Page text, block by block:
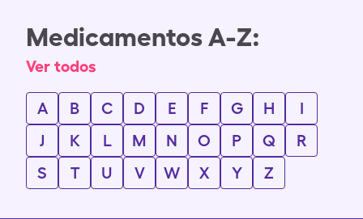
Medicamentos A-Z:
Ver todos
A B C D E F G H
I
J
K L M N O P Q
R
S
T U V W X Y Z